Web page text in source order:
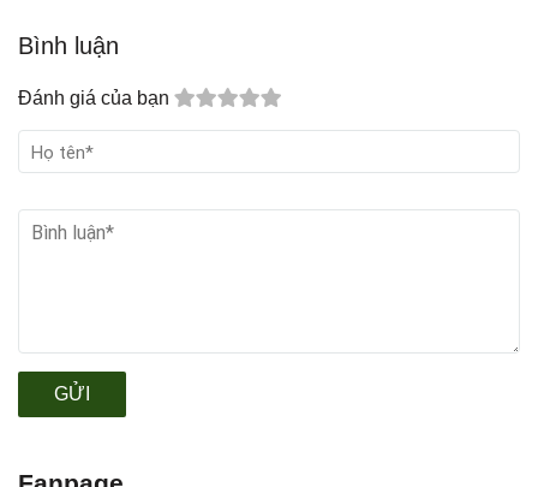
Bình luận
Đánh giá của bạn
GỬI